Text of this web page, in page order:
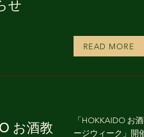
せ
READ MORE
お酒教
「HOKKAIDO お
ージウィーク」開